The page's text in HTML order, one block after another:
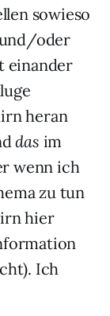
sowieso
oder
einander
heran
das im
wenn ich
zu tun
hier
Ich